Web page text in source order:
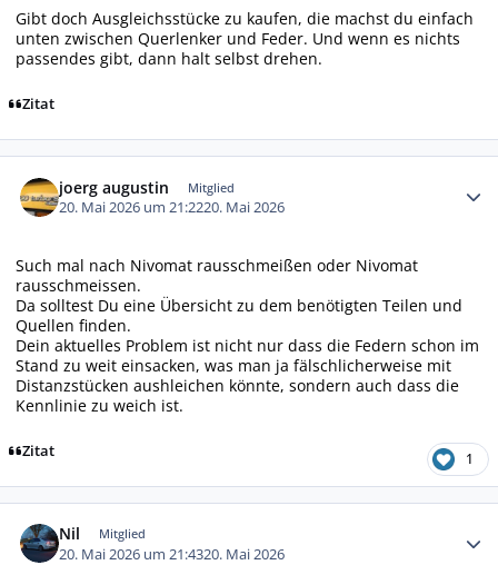
Gibt doch Ausgleichsstücke zu kaufen, die machst du einfach
unten zwischen Querlenker und Feder. Und wenn es nichts
passendes gibt, dann halt selbst drehen.
Zitat
joerg augustin Mitglied
20. Mai 2026 um 21:2220. Mai 2026
Such mal nach Nivomat rausschmeißen oder Nivomat
rausschmeissen.
Da solltest Du eine Übersicht zu dem benötigten Teilen und
Quellen finden.
Dein aktuelles Problem ist nicht nur dass die Federn schon im
Stand zu weit einsacken, was man ja fälschlicherweise mit
Distanzstücken aushleichen könnte, sondern auch dass die
Kennlinie zu weich ist.
Zitat 1
Nil Mitglied
20. Mai 2026 um 21:4320. Mai 2026